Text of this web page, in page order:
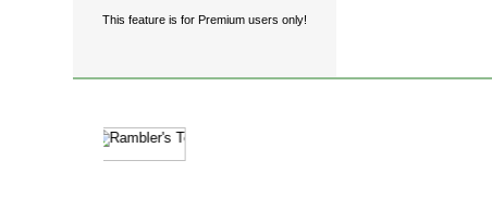
This feature is for Premium users only!